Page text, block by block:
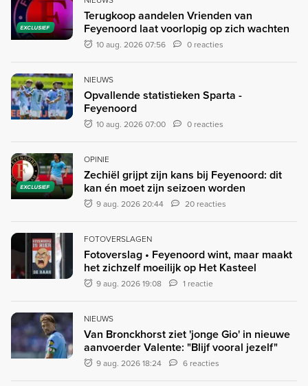
EXCLUSIEF
Terugkoop aandelen Vrienden van
Feyenoord laat voorlopig op zich wachten
10 aug. 2026 07:56 0 reacties
NIEUWS
Opvallende statistieken Sparta -
Feyenoord
10 aug. 2026 07:00 0 reacties
EXCLUSIEF
OPINIE
Zechiël grijpt zijn kans bij Feyenoord: dit
kan én moet zijn seizoen worden
9 aug. 2026 20:44 20 reacties
FOTOVERSLAGEN
Fotoverslag • Feyenoord wint, maar maakt
het zichzelf moeilijk op Het Kasteel
9 aug. 2026 19:08 1 reactie
NIEUWS
Van Bronckhorst ziet 'jonge Gio' in nieuwe
aanvoerder Valente: "Blijf vooral jezelf"
9 aug. 2026 18:24 6 reacties